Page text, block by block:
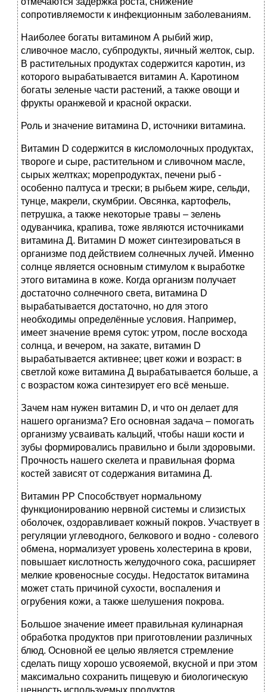
сопротивляемости к инфекционным заболеваниям.
Наиболее богаты витамином А рыбий жир,
сливочное масло, субпродукты, яичный желток, сыр.
В растительных продуктах содержится каротин, из
которого вырабатывается витамин А. Каротином
богаты зеленые части растений, а также овощи и
фрукты оранжевой и красной окраски.
Роль и значение витамина D, источники витамина.
Витамин D содержится в кисломолочных продуктах,
твороге и сыре, растительном и сливочном масле,
сырых желтках; морепродуктах, печени рыб -
особенно палтуса и трески; в рыбьем жире, сельди,
тунце, макрели, скумбрии. Овсянка, картофель,
петрушка, а также некоторые травы – зелень
одуванчика, крапива, тоже являются источниками
витамина Д. Витамин D может синтезироваться в
организме под действием солнечных лучей. Именно
солнце является основным стимулом к выработке
этого витамина в коже. Когда организм получает
достаточно солнечного света, витамина D
вырабатывается достаточно, но для этого
необходимы определённые условия. Например,
имеет значение время суток: утром, после восхода
солнца, и вечером, на закате, витамин D
вырабатывается активнее; цвет кожи и возраст: в
светлой коже витамина Д вырабатывается больше, а
с возрастом кожа синтезирует его всё меньше.
Зачем нам нужен витамин D, и что он делает для
нашего организма? Его основная задача – помогать
организму усваивать кальций, чтобы наши кости и
зубы формировались правильно и были здоровыми.
Прочность нашего скелета и правильная форма
костей зависят от содержания витамина Д.
Витамин PP Способствует нормальному
функционированию нервной системы и слизистых
оболочек, оздоравливает кожный покров. Участвует в
регуляции углеводного, белкового и водно - солевого
обмена, нормализует уровень холестерина в крови,
повышает кислотность желудочного сока, расширяет
мелкие кровеносные сосуды. Недостаток витамина
может стать причиной сухости, воспаления и
огрубения кожи, а также шелушения покрова.
Большое значение имеет правильная кулинарная
обработка продуктов при приготовлении различных
блюд. Основной ее целью является стремление
сделать пищу хорошо усвояемой, вкусной и при этом
максимально сохранить пищевую и биологическую
ценность используемых продуктов.